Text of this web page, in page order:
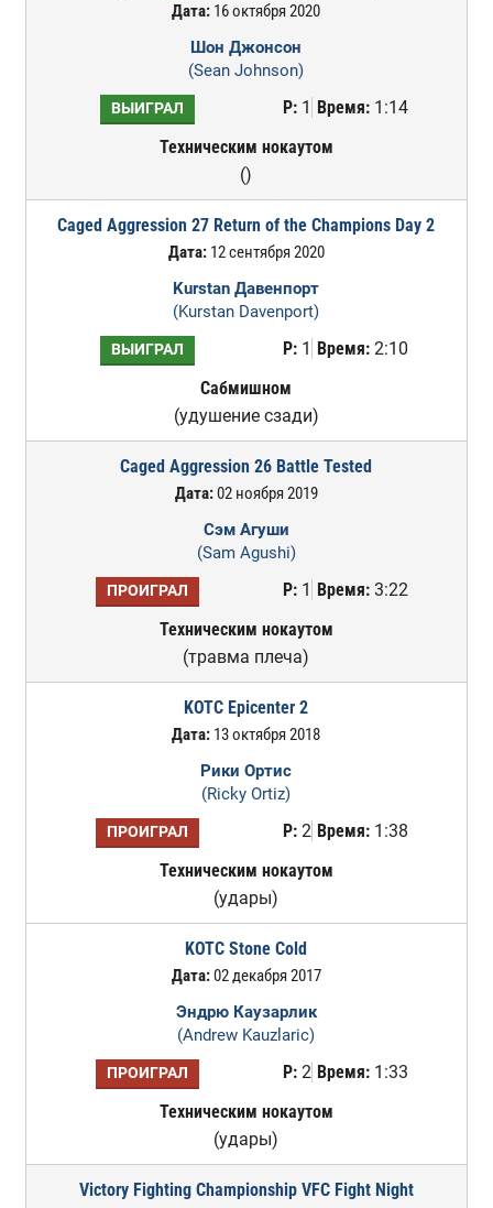
Дата: 16 октября 2020
Шон Джонсон
(Sean Johnson)
ВЫИГРАЛ Р:1 Время:1:14
Техническим нокаутом
()
Caged Aggression 27 Return of the Champions Day 2
Дата:12 сентября 2020
Kurstan Давенпорт
(Kurstan Davenport)
ВЫИГРАЛ Р:1 Время:2:10
Сабмишном
(удушение сзади)
Caged Aggression 26 Battle Tested
Дата:02 ноября 2019
Сэм Агуши
(Sam Agushi)
ПРОИГРАЛ Р:1 Время:3:22
Техническим нокаутом
(травма плеча)
KOTC Epicenter 2
Дата: 13 октября 2018
Рики Ортис
(Ricky Ortiz)
ПРОИГРАЛ Р:2 Время:1:38
Техническим нокаутом
(удары)
KOTC Stone Cold
Дата:02 декабря 2017
Эндрю Каузарлик
(Andrew Kauzlaric)
ПРОИГРАЛ Р:2 Время:1:33
Техническим нокаутом
(удары)
Victory Fighting Championship VFC Fight Night